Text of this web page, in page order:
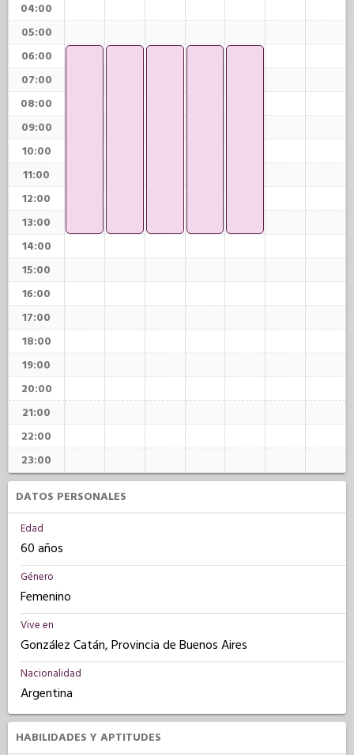
04:00
05:00
06:00
07:00
08:00
09:00
10:00
11:00
12:00
13:00
14:00
15:00
16:00
17:00
18:00
19:00
20:00
21:00
22:00
23:00
DATOS PERSONALES
Edad
60 años
Género
Femenino
Vive en
González Catán, Provincia de Buenos Aires
Nacionalidad
Argentina
HABILIDADES Y APTITUDES